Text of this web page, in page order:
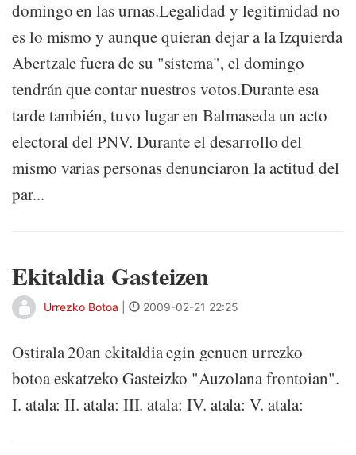
domingo en las urnas.Legalidad y legitimidad no
es lo mismo y aunque quieran dejar a la Izquierda
Abertzale fuera de su "sistema", el domingo
tendrán que contar nuestros votos.Durante esa
tarde también, tuvo lugar en Balmaseda un acto
electoral del PNV. Durante el desarrollo del
mismo varias personas denunciaron la actitud del
par...
Ekitaldia Gasteizen
Urrezko Botoa 2009-02-21 22:25
Ostirala 20an ekitaldia egin genuen urrezko
botoa eskatzeko Gasteizko "Auzolana frontoian".
I. atala: II. atala: III. atala: IV. atala: V. atala: